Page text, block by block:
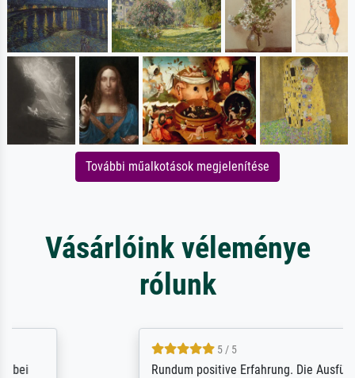
További műalkotások megjelenítése
Vásárlóink véleménye
rólunk
Rundum positive Erfahrung. Die Ausführung